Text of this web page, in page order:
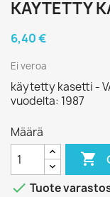
KÄYTETTY
6,40 €
Ei veroa
käytetty kasetti -
vuodelta: 1987
Määrä

 Tuote